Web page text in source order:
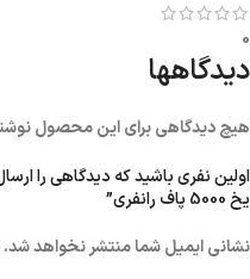
0
دیدگاهها
هیچ دیدگاهی برای این محصول
اولین نفری باشید که دیدگاهی را
یخ 5000 پاف رانفری”
نشانی ایمیل شما منتشر نخواهد شد.